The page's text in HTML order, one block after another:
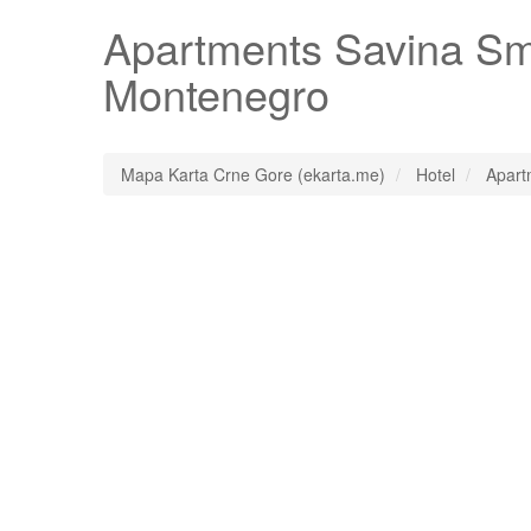
Apartments Savina
Montenegro
Mapa Karta Crne Gore (ekarta.me) Hotel